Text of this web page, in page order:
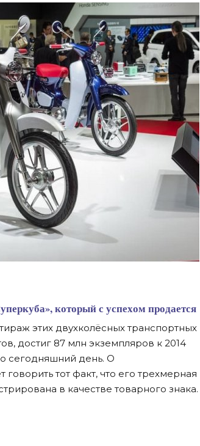
который с успехом продается
этих двухколёсных транспортных
достиг 87 млн экземпляров к 2014
сегодняшний день. О
тот факт, что его трехмерная
в качестве товарного знака.